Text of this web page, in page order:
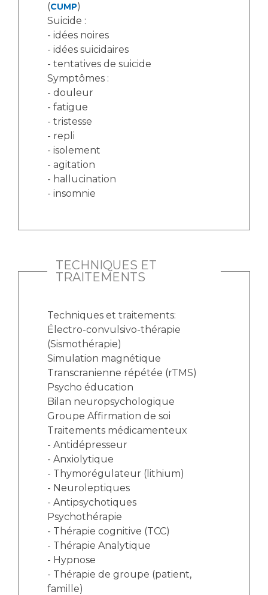
Les recherches en santé à l’AP-HM
Lieu de santé sans tabac
(CUMP)
Suicide :
- idées noires
- idées suicidaires
- tentatives de suicide
Symptômes :
- douleur
- fatigue
- tristesse
- repli
- isolement
- agitation
- hallucination
- insomnie
TECHNIQUES ET
TRAITEMENTS
Techniques et traitements:
Électro-convulsivo-thérapie
(Sismothérapie)
Simulation magnétique
Transcranienne répétée (rTMS)
Psycho éducation
Bilan neuropsychologique
Groupe Affirmation de soi
Traitements médicamenteux
- Antidépresseur
- Anxiolytique
- Thymorégulateur (lithium)
- Neuroleptiques
- Antipsychotiques
Psychothérapie
- Thérapie cognitive (TCC)
- Thérapie Analytique
- Hypnose
- Thérapie de groupe (patient,
famille)